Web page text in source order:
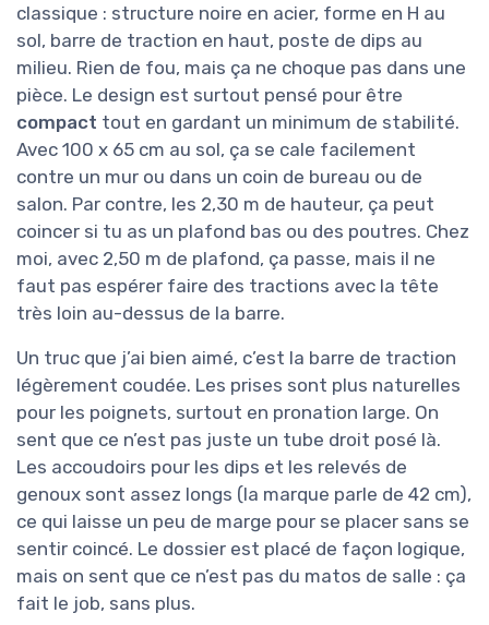
classique : structure noire en acier, forme en H au
sol, barre de traction en haut, poste de dips au
milieu. Rien de fou, mais ça ne choque pas dans une
pièce. Le design est surtout pensé pour être
compact tout en gardant un minimum de stabilité.
Avec 100 x 65 cm au sol, ça se cale facilement
contre un mur ou dans un coin de bureau ou de
salon. Par contre, les 2,30 m de hauteur, ça peut
coincer si tu as un plafond bas ou des poutres. Chez
moi, avec 2,50 m de plafond, ça passe, mais il ne
faut pas espérer faire des tractions avec la tête
très loin au-dessus de la barre.
Un truc que j’ai bien aimé, c’est la barre de traction
légèrement coudée. Les prises sont plus naturelles
pour les poignets, surtout en pronation large. On
sent que ce n’est pas juste un tube droit posé là.
Les accoudoirs pour les dips et les relevés de
genoux sont assez longs (la marque parle de 42 cm),
ce qui laisse un peu de marge pour se placer sans se
sentir coincé. Le dossier est placé de façon logique,
mais on sent que ce n’est pas du matos de salle : ça
fait le job, sans plus.